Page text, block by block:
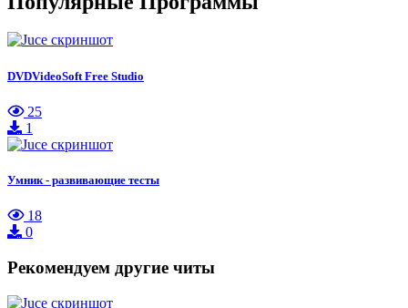
DVDVideoSoft Free Studio
25
1
Умник - развивающие тесты
18
0
Рекомендуем другие читы